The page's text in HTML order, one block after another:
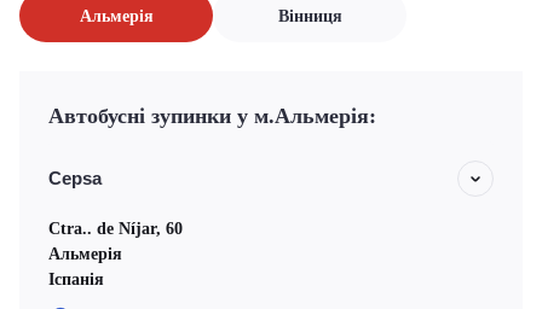
Альмерія Вінниця
Автобусні зупинки у м.Альмерія:
Cepsa
Ctra.. de Níjar, 60
Альмерія
Іспанія